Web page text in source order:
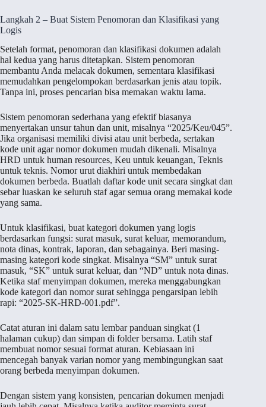
Langkah 2 – Buat Sistem Penomoran dan Klasifikasi yang
Logis
Setelah format, penomoran dan klasifikasi dokumen adalah
hal kedua yang harus ditetapkan. Sistem penomoran
membantu Anda melacak dokumen, sementara klasifikasi
memudahkan pengelompokan berdasarkan jenis atau topik.
Tanpa ini, proses pencarian bisa memakan waktu lama.
Sistem penomoran sederhana yang efektif biasanya
menyertakan unsur tahun dan unit, misalnya “2025/Keu/045”.
Jika organisasi memiliki divisi atau unit berbeda, sertakan
kode unit agar nomor dokumen mudah dikenali. Misalnya
HRD untuk human resources, Keu untuk keuangan, Teknis
untuk teknis. Nomor urut diakhiri untuk membedakan
dokumen berbeda. Buatlah daftar kode unit secara singkat dan
sebar luaskan ke seluruh staf agar semua orang memakai kode
yang sama.
Untuk klasifikasi, buat kategori dokumen yang logis
berdasarkan fungsi: surat masuk, surat keluar, memorandum,
nota dinas, kontrak, laporan, dan sebagainya. Beri masing-
masing kategori kode singkat. Misalnya “SM” untuk surat
masuk, “SK” untuk surat keluar, dan “ND” untuk nota dinas.
Ketika staf menyimpan dokumen, mereka menggabungkan
kode kategori dan nomor surat sehingga pengarsipan lebih
rapi: “2025-SK-HRD-001.pdf”.
Catat aturan ini dalam satu lembar panduan singkat (1
halaman cukup) dan simpan di folder bersama. Latih staf
membuat nomor sesuai format aturan. Kebiasaan ini
mencegah banyak varian nomor yang membingungkan saat
orang berbeda menyimpan dokumen.
Dengan sistem yang konsisten, pencarian dokumen menjadi